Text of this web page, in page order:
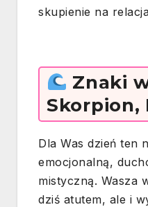
skupienie na
Znaki
Skorpion,
Dla Was dzień ten
emocjonalną,
mistyczną. Wasza
dziś atutem, ale i